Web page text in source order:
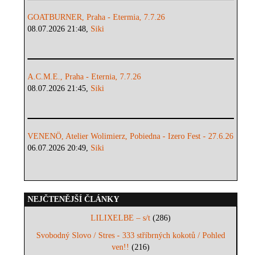
GOATBURNER, Praha - Etermia, 7.7.26
08.07.2026 21:48, Siki
A.C.M.E., Praha - Eternia, 7.7.26
08.07.2026 21:45, Siki
VENENÖ, Atelier Wolimierz, Pobiedna - Izero Fest - 27.6.26
06.07.2026 20:49, Siki
NEJČTENĚJŠÍ ČLÁNKY
LILIXELBE – s/t(286)
Svobodný Slovo / Stres - 333 stříbrných kokotů / Pohled
ven!! (216)